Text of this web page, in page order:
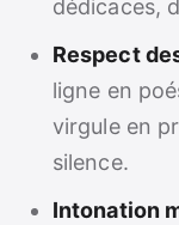
dédicaces,
Respect
ligne en
virgule en
silence.
Intonation